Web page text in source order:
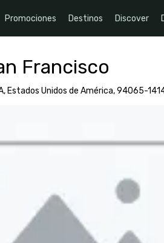
Promociones Destinos Discover
Francisco
Estados Unidos de América, 94065-